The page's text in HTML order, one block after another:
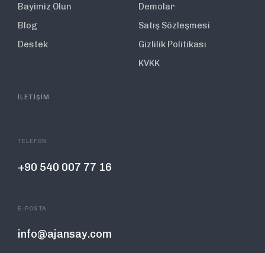
Bayimiz Olun
Blog
Destek
Demolar
Satış Sözleşmesi
Gizlilik Politikası
KVKK
İLETİŞİM
TELEFON
+90 540 007 77 16
E-POSTA
info@ajansay.com